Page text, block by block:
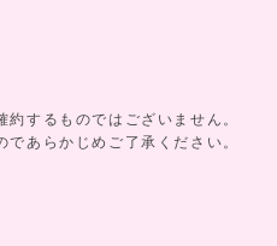
するものではございません。
あらかじめご了承ください。